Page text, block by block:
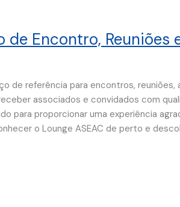
de Encontro, Reuniões
de referência para encontros,
associados e convidados com
para proporcionar uma experiência
o Lounge ASEAC de perto e